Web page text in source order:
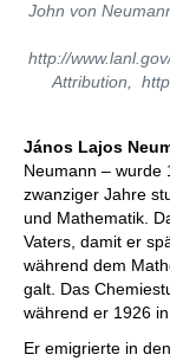
John von
http://
Attribution,
János Lajos
Neumann – wurde
zwanziger Jahre
und Mathematik.
Vaters, damit er
während dem
galt. Das
während er 1926
Er emigrierte in